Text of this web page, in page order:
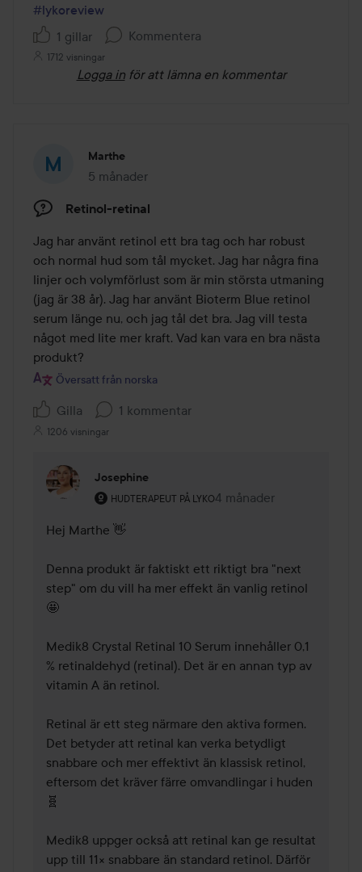
#lykoreview
1 gillar
Kommentera
1712 visningar
Logga in för att lämna en kommentar
Marthe
5 månader
Inlägget skapades 5 månader
Retinol-retinal
Jag har använt retinol ett bra tag och har robust
och normal hud som tål mycket. Jag har några fina
linjer och volymförlust som är min största utmaning
(jag är 38 år). Jag har använt Bioterm Blue retinol
serum länge nu, och jag tål det bra. Jag vill testa
något med lite mer kraft. Vad kan vara en bra nästa
produkt?
Översatt från norska
Gilla 1 kommentar
1206 visningar
Josephine
HUDTERAPEUT PÅ LYKO
Användarens roll: Hudterapeut på Lyko.
4 månader
Kommentaren lades 4
Hej Marthe 👋
Denna produkt är faktiskt ett riktigt bra "next
step" om du vill ha mer effekt än vanlig retinol
🤩
Medik8 Crystal Retinal 10 Serum innehåller 0,1
% retinaldehyd (retinal). Det är en annan typ av
vitamin A än retinol.
Retinal är ett steg närmare den aktiva formen.
Det betyder att retinal kan verka betydligt
snabbare och mer effektivt än klassisk retinol,
eftersom det kräver färre omvandlingar i huden
🧬
Medik8 uppger också att retinal kan ge resultat
upp till 11× snabbare än standard retinol. Därför